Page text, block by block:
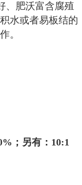
、肥沃富含腐殖
水或者易板结的
。
；另有：10:1